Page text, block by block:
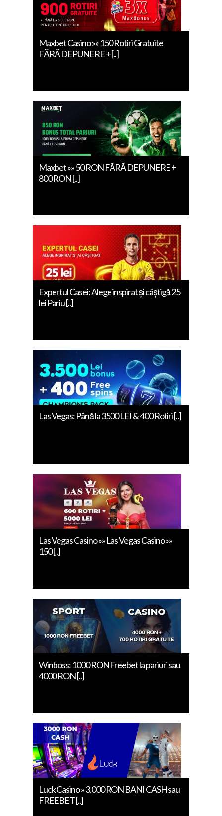
Maxbet Casino »» 150 Rotiri Gratuite
FĂRĂ DEPUNERE + [..]
Maxbet »» 50 RON FĂRĂ DEPUNERE +
800 RON [..]
Expertul Casei: Alege inspirat și câștigă 25
lei Pariu [..]
Las Vegas: Până la 3500 LEI & 400 Rotiri [..]
Las Vegas Casino »» Las Vegas Casino »»
150 [..]
Winboss: 1000 RON Freebet la pariuri sau
4000 RON [..]
Luck Casino » 3.000 RON BANI CASH sau
FREEBET [..]